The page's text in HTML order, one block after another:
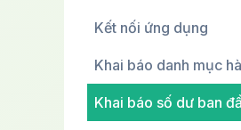
Kết nối ứng dụng
Khai báo danh mục
Khai báo số dư ban